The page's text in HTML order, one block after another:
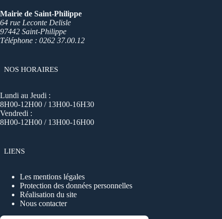
Mairie de Saint-Philippe
64 rue Leconte Delisle
97442 Saint-Philippe
Téléphone : 0262 37.00.12
NOS HORAIRES
Lundi au Jeudi :
8H00-12H00 / 13H00-16H30
Vendredi :
8H00-12H00 / 13H00-16H00
LIENS
Les mentions légales
Protection des données personnelles
Réalisation du site
Nous contacter